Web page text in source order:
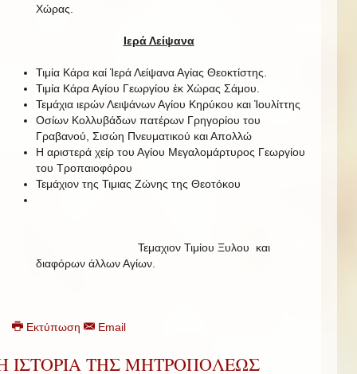
Χώρας.
Ιερά Λείψανα
Τιμία Κάρα καί Ἱερά Λείψανα Αγίας Θεοκτίστης.
Τιμία Κάρα Αγίου Γεωργίου ἐκ Χώρας Σάμου.
Τεμάχια ιερών Λειψάνων Αγίου Κηρύκου και Ἰουλίττης
Οσίων Κολλυβάδων πατέρων Γρηγορίου του
Γραβανού, Σισώη Πνευματικού και Απολλώ
Η αριστερά χείρ του Αγίου Μεγαλομάρτυρος Γεωργίου
του Τροπαιοφόρου
Τεμάχιον της Τιμιας Ζώνης της Θεοτόκου
Τεμαχιον Τιμίου Ξυλου και
διαφόρων άλλων Αγίων.
Εκτύπωση Email
ΙΣΤΟΡΙΑ ΤΗΣ ΜΗΤΡΟΠΟΛΕΩΣ